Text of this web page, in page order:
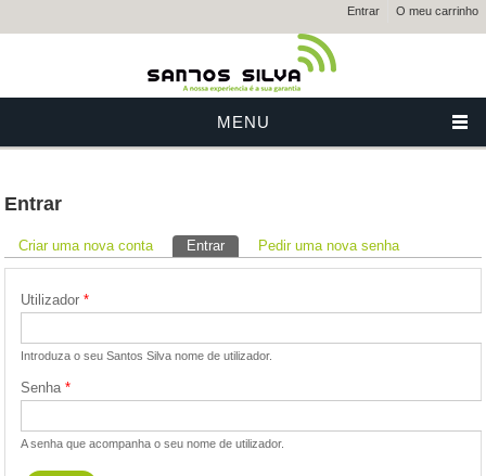
Entrar O meu carrinho
MENU
Entrar
Separadores primários
Criar uma nova conta Entrar (separador ativo)
Pedir uma nova senha
Utilizador *
Introduza o seu Santos Silva nome de utilizador.
Senha *
A senha que acompanha o seu nome de utilizador.